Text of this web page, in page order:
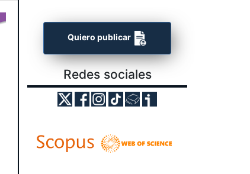
Quiero publicar
Redes sociales